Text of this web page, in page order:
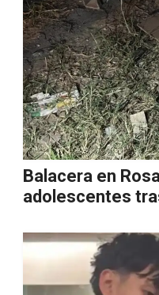
Balacera en
adolescentes